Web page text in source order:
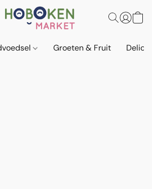
Groeten & Fruit